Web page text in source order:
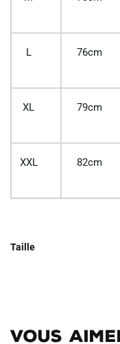
L 76cm
XL 79cm
XXL 82cm
Taille
Vous